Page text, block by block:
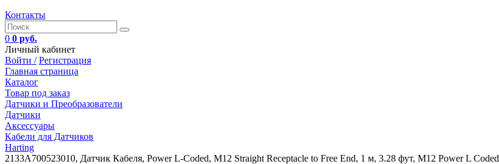
Контакты
0 0 руб.
Личный кабинет
Войти / Регистрация
Главная страница
Каталог
Товар под заказ
Датчики и Преобразователи
Датчики
Аксессуары
Кабели для Датчиков
Harting
2133A700523010, Датчик Кабеля, Power L-Coded, M12 Straight Receptacle to Free End, 1 м, 3.28 фут, M12 Power L Coded